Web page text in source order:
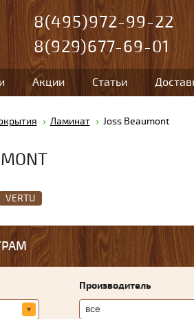
8(495)972-99-22
8(929)677-69-01
Акции Статьи
Ламинат Joss Beaumont
VERTU
Производитель